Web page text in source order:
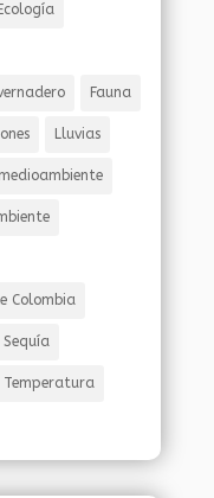
Ecología
Fauna
Lluvias
medioambiente
Colombia
Sequía
Temperatura